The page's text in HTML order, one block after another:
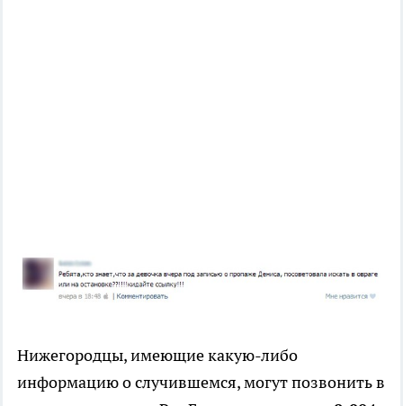
Нижегородцы, имеющие какую-либо
информацию о случившемся, могут позвонить в